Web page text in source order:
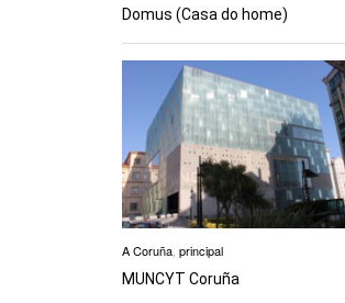
Domus (Casa do home)
A Coruña principal
MUNCYT Coruña